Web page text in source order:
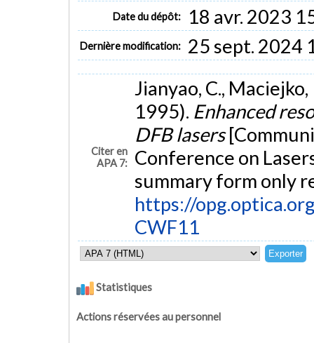
Date du dépôt: 18 avr. 2023
Dernière modification: 25 sept. 2024
Citer en
APA 7:
Jianyao, C.,
1995). Enhanced
DFB lasers
Conference on
summary form only
https://
CWF11
Statistiques
Actions réservées au personnel